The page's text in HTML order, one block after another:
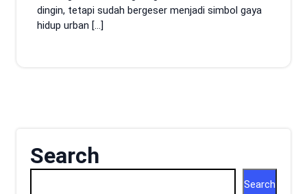
dingin, tetapi sudah bergeser menjadi simbol gaya
hidup urban […]
Search
Search